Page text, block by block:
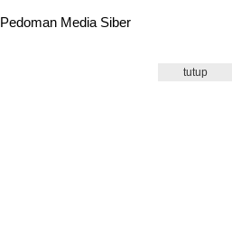
Pedoman Media Siber
tutup